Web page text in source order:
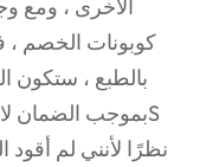
كوبونات الخصم ،